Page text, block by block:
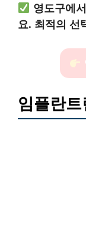
영도구에
요. 최적의 선
임플란